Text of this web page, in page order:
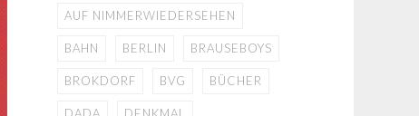
AUF NIMMERWIEDERSEHEN
BAHN BERLIN BRAUSEBOYS
BROKDORF BVG BÜCHER